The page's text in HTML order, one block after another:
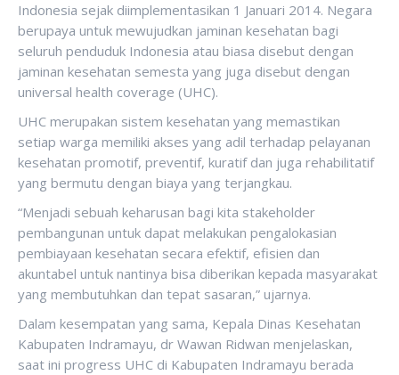
Indonesia sejak diimplementasikan 1 Januari 2014. Negara
berupaya untuk mewujudkan jaminan kesehatan bagi
seluruh penduduk Indonesia atau biasa disebut dengan
jaminan kesehatan semesta yang juga disebut dengan
universal health coverage (UHC).
UHC merupakan sistem kesehatan yang memastikan
setiap warga memiliki akses yang adil terhadap pelayanan
kesehatan promotif, preventif, kuratif dan juga rehabilitatif
yang bermutu dengan biaya yang terjangkau.
“Menjadi sebuah keharusan bagi kita stakeholder
pembangunan untuk dapat melakukan pengalokasian
pembiayaan kesehatan secara efektif, efisien dan
akuntabel untuk nantinya bisa diberikan kepada masyarakat
yang membutuhkan dan tepat sasaran,” ujarnya.
Dalam kesempatan yang sama, Kepala Dinas Kesehatan
Kabupaten Indramayu, dr Wawan Ridwan menjelaskan,
saat ini progress UHC di Kabupaten Indramayu berada